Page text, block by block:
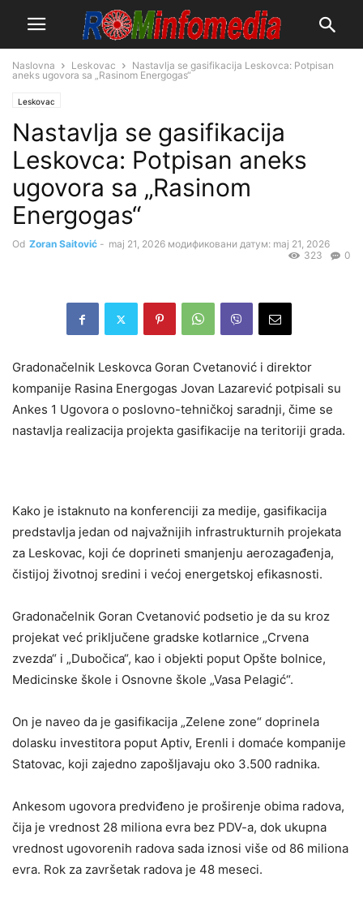
Naslovna Leskovac
Nastavlja se gasifikacija Leskovca: Potpisan
aneks ugovora sa „Rasinom Energogas“
Leskovac
Nastavlja se gasifikacija
Leskovca: Potpisan aneks
ugovora sa „Rasinom
Energogas“
Od Zoran Saitović - maj 21, 2026 модификовани датум: maj 21, 2026
0
323
Gradonačelnik Leskovca Goran Cvetanović i direktor
kompanije Rasina Energogas Jovan Lazarević potpisali su
Ankes 1 Ugovora o poslovno-tehničkoj saradnji, čime se
nastavlja realizacija projekta gasifikacije na teritoriji grada.
Kako je istaknuto na konferenciji za medije, gasifikacija
predstavlja jedan od najvažnijih infrastrukturnih projekata
za Leskovac, koji će doprineti smanjenju aerozagađenja,
čistijoj životnoj sredini i većoj energetskoj efikasnosti.
Gradonačelnik Goran Cvetanović podsetio je da su kroz
projekat već priključene gradske kotlarnice „Crvena
zvezda“ i „Dubočica“, kao i objekti poput Opšte bolnice,
Medicinske škole i Osnovne škole „Vasa Pelagić“.
On je naveo da je gasifikacija „Zelene zone“ doprinela
dolasku investitora poput Aptiv, Erenli i domaće kompanije
Statovac, koji zajedno zapošljavaju oko 3.500 radnika.
Ankesom ugovora predviđeno je proširenje obima radova,
čija je vrednost 28 miliona evra bez PDV-a, dok ukupna
vrednost ugovorenih radova sada iznosi više od 86 miliona
evra. Rok za završetak radova je 48 meseci.